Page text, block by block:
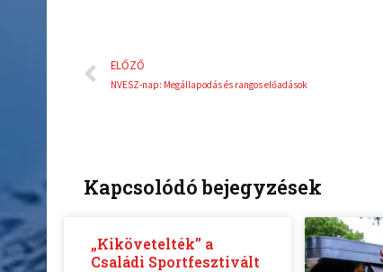
Előző
ELŐZŐ
NVESZ-nap: Megállapodás és rangos előadások
Kapcsolódó bejegyzések
„Kikövetelték” a
Családi Sportfesztivált